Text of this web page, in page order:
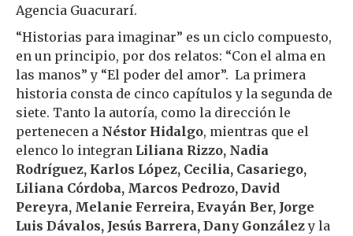
Agencia Guacurarí.
“Historias para imaginar” es un ciclo compuesto,
en un principio, por dos relatos: “Con el alma en
las manos” y “El poder del amor”. La primera
historia consta de cinco capítulos y la segunda de
siete. Tanto la autoría, como la dirección le
pertenecen a Néstor Hidalgo, mientras que el
elenco lo integran Liliana Rizzo, Nadia
Rodríguez, Karlos López, Cecilia, Casariego,
Liliana Córdoba, Marcos Pedrozo, David
Pereyra, Melanie Ferreira, Evayán Ber, Jorge
Luis Dávalos, Jesús Barrera, Dany Gonzálezy la